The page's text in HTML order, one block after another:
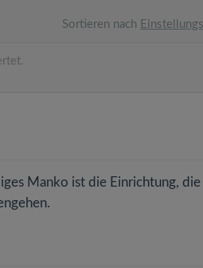
Sortieren nach
Manko ist die Einrichtung,